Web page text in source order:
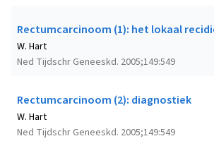
Rectumcarcinoom (1): het lokaal
Ned Tijdschr Geneeskd. 2005;149:549
W. Hart
Rectumcarcinoom (2): diagnostiek
Ned Tijdschr Geneeskd. 2005;149:549
W. Hart